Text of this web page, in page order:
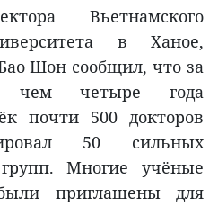
Вьетнамского
в Ханое,
Шон сообщил, что за
чем четыре года
почти 500 докторов
50 сильных
групп. Многие учёные
приглашены для